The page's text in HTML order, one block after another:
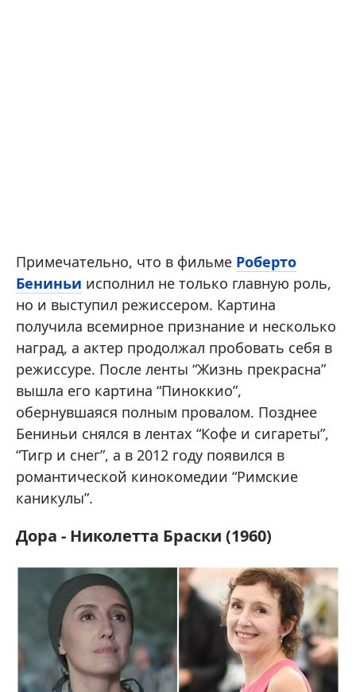
Примечательно, что в фильме Роберто
Бениньи исполнил не только главную роль,
но и выступил режиссером. Картина
получила всемирное признание и несколько
наград, а актер продолжал пробовать себя в
режиссуре. После ленты “Жизнь прекрасна”
вышла его картина “Пиноккио”,
обернувшаяся полным провалом. Позднее
Бениньи снялся в лентах “Кофе и сигареты”,
“Тигр и снег”, а в 2012 году появился в
романтической кинокомедии “Римские
каникулы”.
Дора - Николетта Браски (1960)